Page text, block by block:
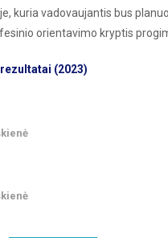
kuria vadovaujantis bus
orientavimo kryptis
(2023)